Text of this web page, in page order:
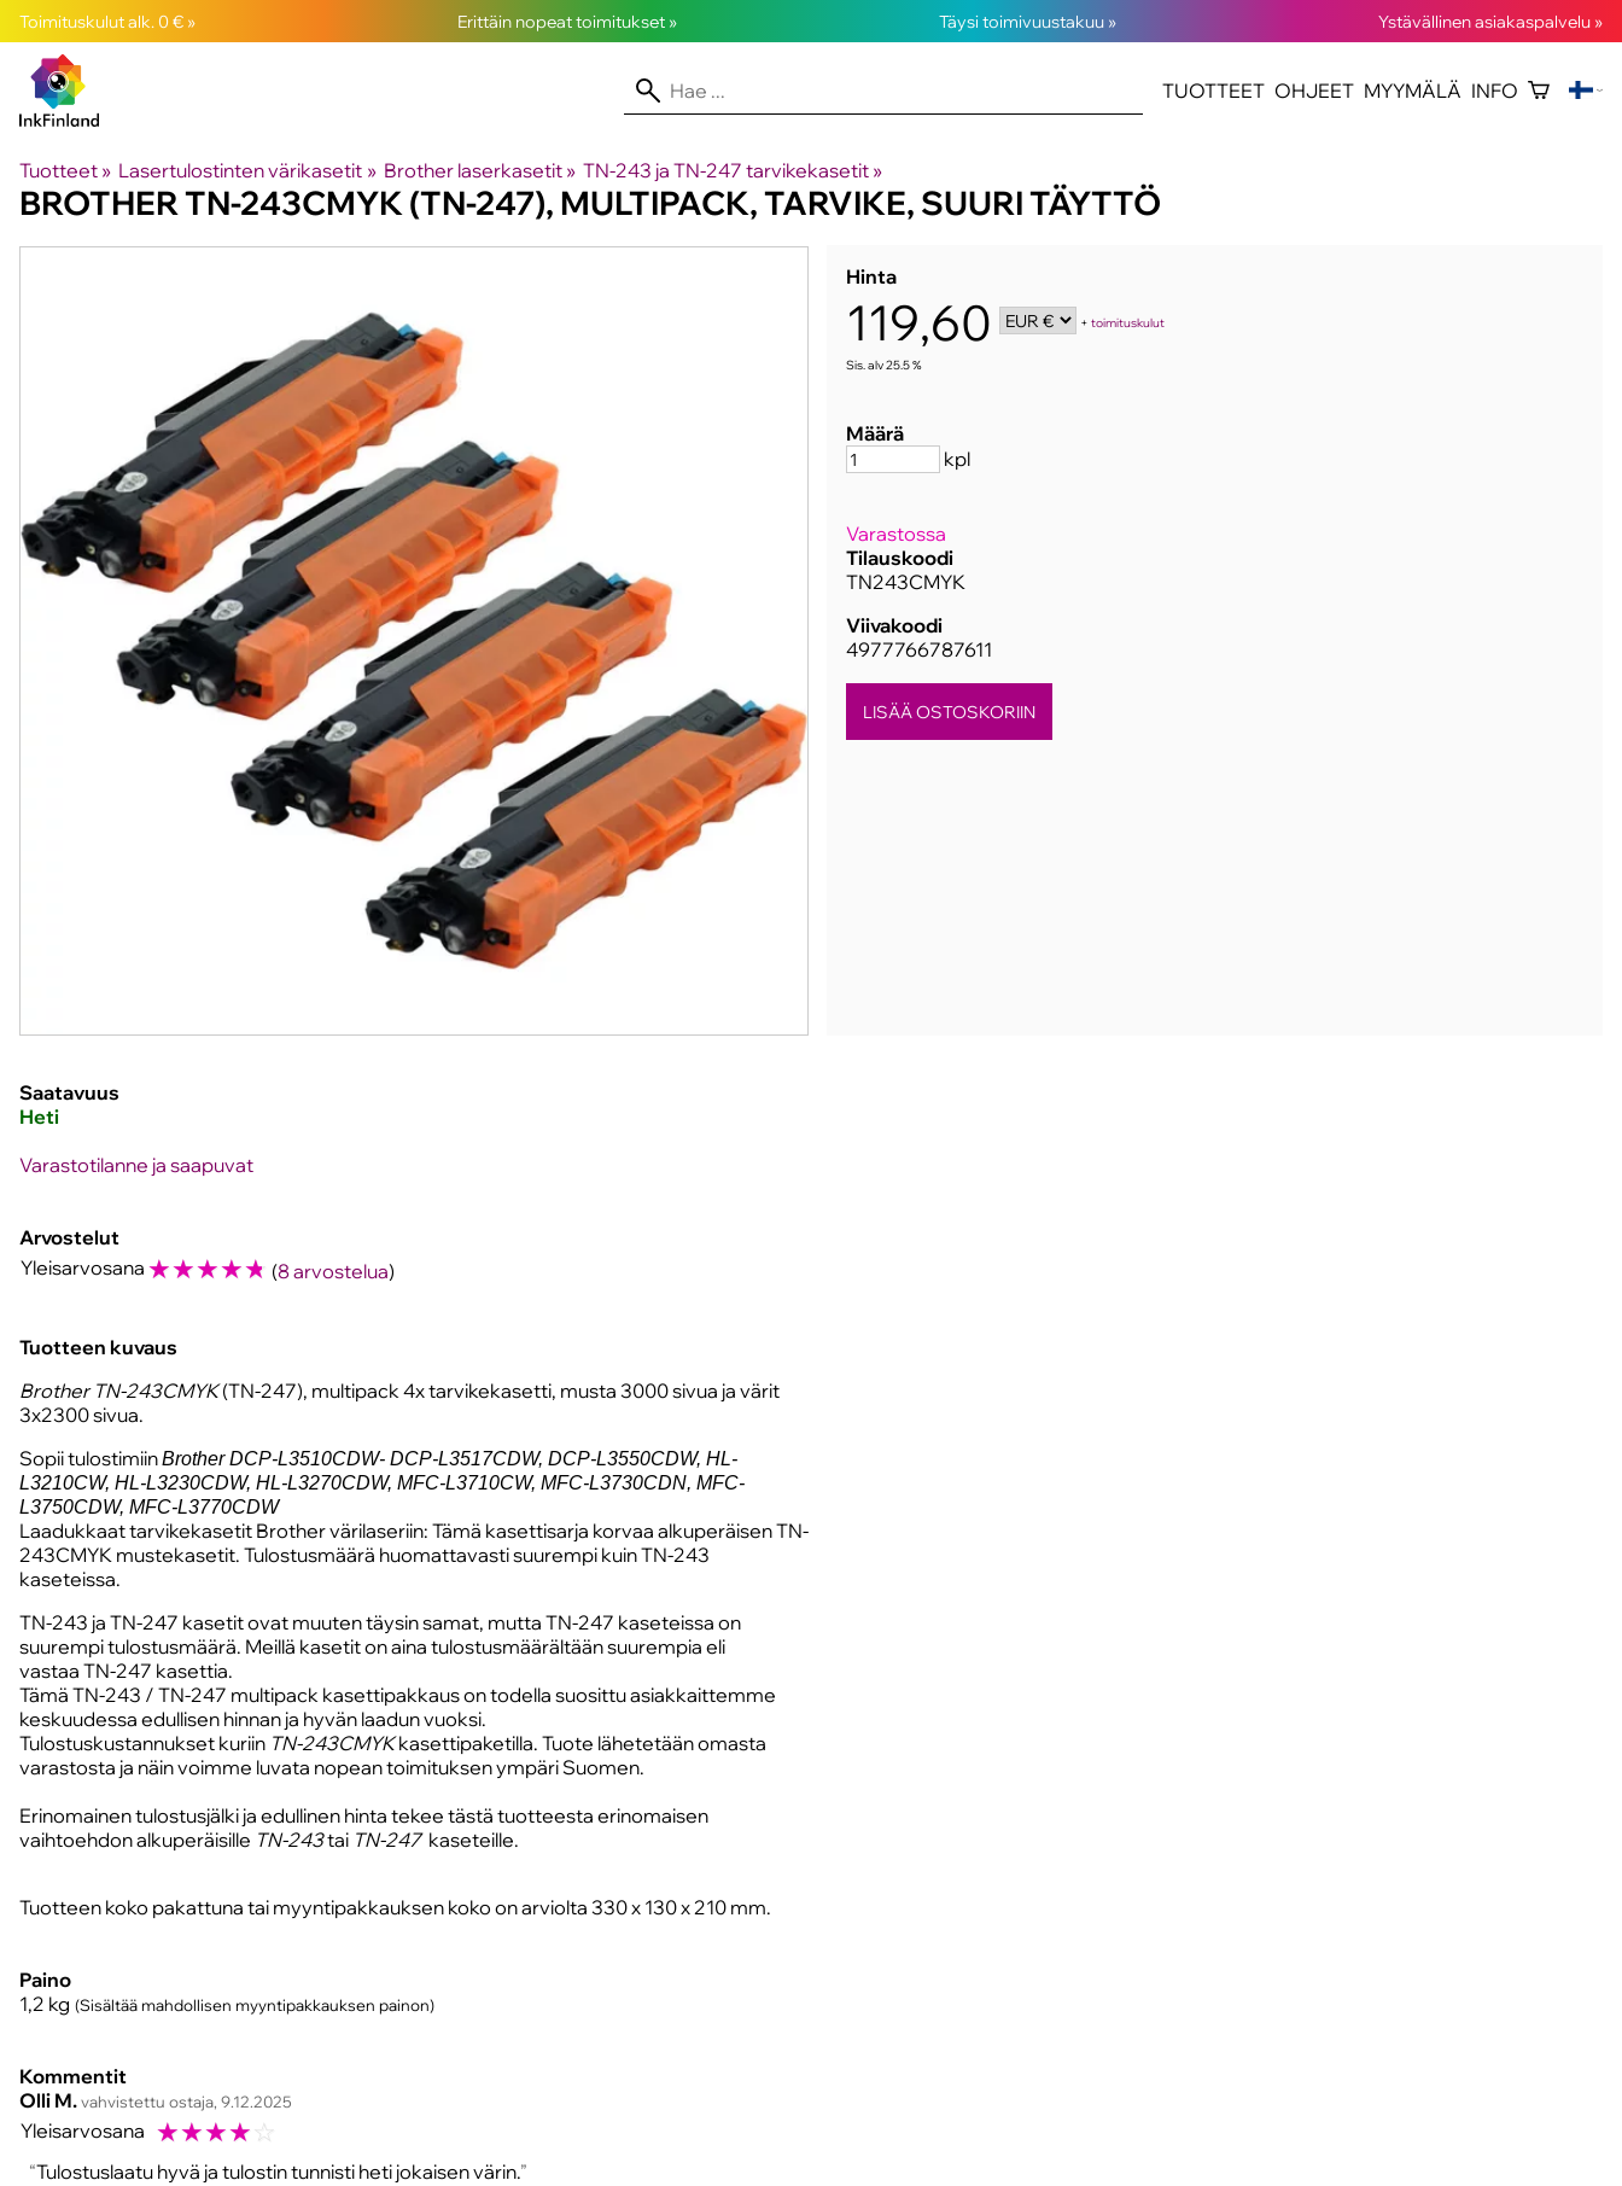
Toimituskulut alk. 0 € » Erittäin nopeat toimitukset » Täysi toimivuustakuu » Ystävällinen asiakaspalvelu »
TUOTTEET OHJEET MYYMÄLÄ INFO
Tuotteet ‪» Lasertulostinten värikasetit ‪» Brother laserkasetit ‪» TN-243 ja TN-247 tarvikekasetit ‪»
BROTHERTN-243CMYK (TN-247), MULTIPACK, TARVIKE, SUURI TÄYTTÖ
Hinta
119,60 +toimituskulut
Sis. alv 25.5 %
Määrä
kpl
Varastossa
Tilauskoodi
TN243CMYK
Viivakoodi
4977766787611
Saatavuus
Heti
Varastotilanne ja saapuvat
Arvostelut
Yleisarvosana ☆☆☆☆☆ (8 arvostelua)
Tuotteen kuvaus
Brother TN-243CMYK(TN-247), multipack 4x tarvikekasetti, musta 3000 sivua ja värit
3x2300 sivua.
Sopii tulostimiinBrother DCP-L3510CDW- DCP-L3517CDW, DCP-L3550CDW, HL-
L3210CW, HL-L3230CDW, HL-L3270CDW, MFC-L3710CW, MFC-L3730CDN, MFC-
L3750CDW, MFC-L3770CDW
Laadukkaat tarvikekasetit Brother värilaseriin: Tämä kasettisarja korvaa alkuperäisen TN-
243CMYK mustekasetit. Tulostusmäärä huomattavasti suurempi kuin TN-243
kaseteissa.
TN-243 ja TN-247 kasetit ovat muuten täysin samat, mutta TN-247 kaseteissa on
suurempi tulostusmäärä. Meillä kasetit on aina tulostusmäärältään suurempia eli
vastaa TN-247 kasettia.
Tämä TN-243 / TN-247 multipack kasettipakkaus on todella suosittu asiakkaittemme
keskuudessa edullisen hinnan ja hyvän laadun vuoksi.
Tulostuskustannukset kuriin TN-243CMYKkasettipaketilla. Tuote lähetetään omasta
varastosta ja näin voimme luvata nopean toimituksen ympäri Suomen.
Erinomainen tulostusjälki ja edullinen hinta tekee tästä tuotteesta erinomaisen
vaihtoehdon alkuperäisille TN-243tai TN-247kaseteille.
Tuotteen koko pakattuna tai myyntipakkauksen koko on arviolta 330 x 130 x 210 mm.
Paino
1,2 kg (Sisältää mahdollisen myyntipakkauksen painon)
Kommentit
Olli M.vahvistettu ostaja, 9.12.2025
Yleisarvosana ☆☆☆☆☆
Tulostuslaatu hyvä ja tulostin tunnisti heti jokaisen värin.